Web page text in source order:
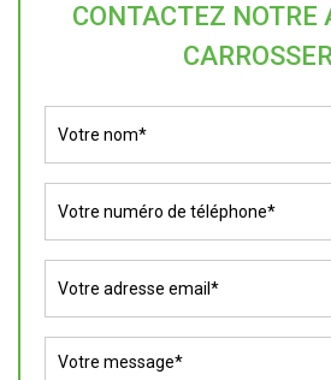
CONTACTEZ NOTRE